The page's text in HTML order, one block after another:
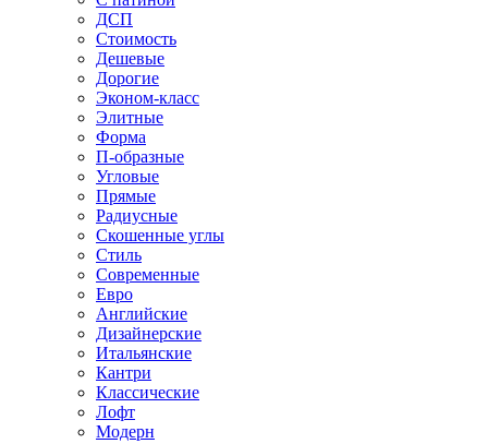
ДСП
Стоимость
Дешевые
Дорогие
Эконом-класс
Элитные
Форма
П-образные
Угловые
Прямые
Радиусные
Скошенные углы
Стиль
Современные
Евро
Английские
Дизайнерские
Итальянские
Кантри
Классические
Лофт
Модерн